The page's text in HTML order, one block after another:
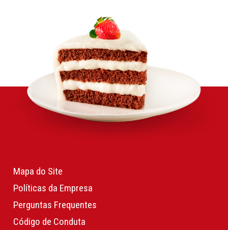
Mapa do Site
Políticas da Empresa
Perguntas Frequentes
Código de Conduta